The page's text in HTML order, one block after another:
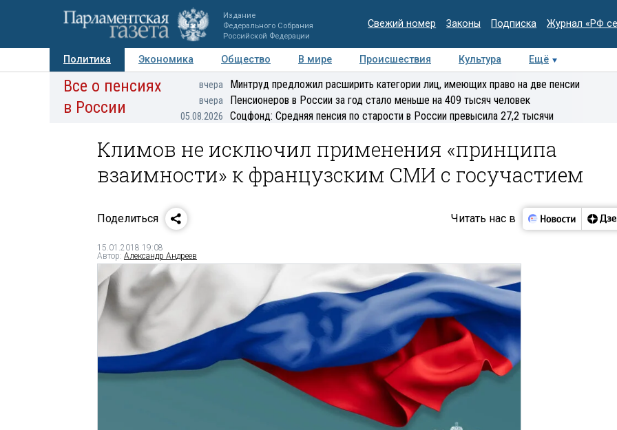
Издание
Федерального Собрания
Российской Федерации
Свежий номер Законы Подписка Журнал «РФ
Политика Экономика Общество В мире Происшествия Культура
Ещё
Авторы Персоны Мнения Регионы Медиацентр Интервью Колумнисты
Все о пенсиях
в России
вчера Минтруд предложил расширить категории лиц, имеющих право на две пенсии
вчера Пенсионеров в России за год стало меньше на 409 тысяч человек
05.08.2026 Соцфонд: Средняя пенсия по старости в России превысила 27,2 тысячи
Климов не исключил применения «принципа
взаимности» к французским СМИ с госучастием
Поделиться Читать нас в
15.01.2018 19:08
Автор: Александр Андреев